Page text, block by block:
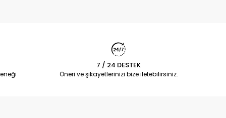
7 / 24 DESTEK
Öneri ve şikayetlerinizi bize iletebilirsiniz.